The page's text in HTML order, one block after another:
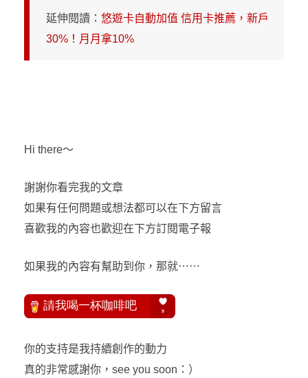
延伸閱讀： 悠遊卡自動加值 信用卡推薦，新戶
30%！月月拿10%
Hi there～
謝謝你看完我的文章
如果有任何問題或想法都可以在下方留言
喜歡我的內容也歡迎在下方訂閱電子報
如果我的內容有幫助到你，那就⋯⋯
你的支持是我持續創作的動力
真的非常感謝你，see you soon：）